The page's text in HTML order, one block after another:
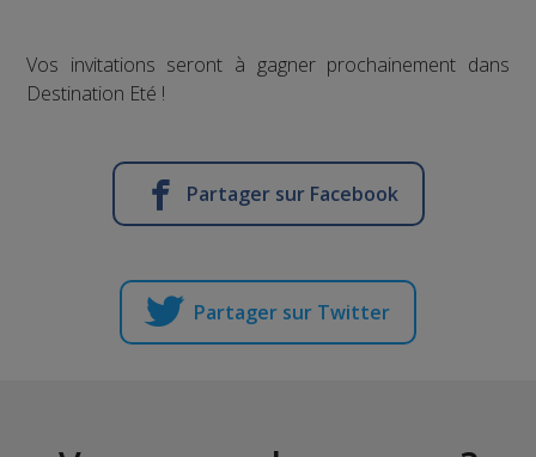
Vos invitations seront à gagner prochainement dans
Destination Eté !
Partager sur Facebook
Partager sur Twitter